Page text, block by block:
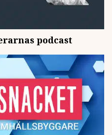
podcast